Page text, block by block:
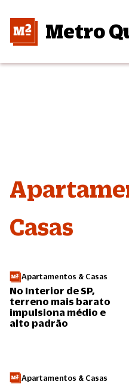
Metro
Casas
Apartamentos & Casas
No Interior de SP,
terreno mais barato
impulsiona médio e
alto padrão
Apartamentos & Casas